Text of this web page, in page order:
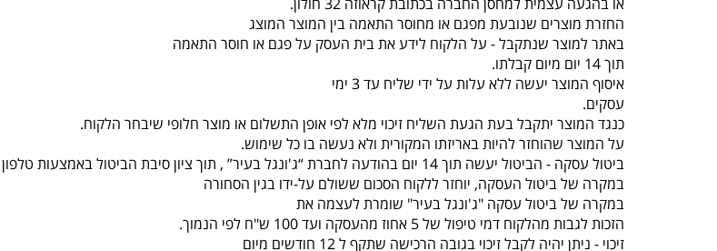
החזרת מוצרים שנובעת מפגם או מחוסר התאמה בין המוצר המוצג
באתר למוצר שנתקבל - על הלקוח לידע את בית העסק על פגם או חוסר התאמה
תוך 14 יום מיום קבלתו.
איסוף המוצר יעשה ללא עלות על ידי שליח עד 3 ימי
עסקים.
כנגד המוצר יתקבל בעת הגעת השליח זיכוי מלא לפי אופן התשלום או מוצר חלופי שיבחר הלקוח.
על המוצר שהוחזר להיות באריזתו המקורית ולא נעשה בו כל שימוש.
ביטול עסקה - הביטול יעשה תוך 14 יום בהודעה לחברת “ג'ונגל בעיר” , תוך ציון סיבת הביטול באמצעות טלפון 077-5523309.
במקרה של ביטול העסקה, יוחזר ללקוח הסכום ששולם על-ידו בגין הסחורה
במקרה של ביטול עסקה "ג'ונגל בעיר" שומרת לעצמה את
הזכות לגבות מהלקוח דמי טיפול של 5 אחוז מהעסקה ועד 100 ש"ח לפי הנמוך.
זיכוי - ניתן יהיה לקבל זיכוי בגובה הרכישה שתקף ל 12 חודשים מיום